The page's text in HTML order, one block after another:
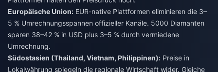
Europäische Union: EUR-native Plattformen eliminieren die 3–
5 % Umrechnungsspannen offizieller Kanäle. 5000 Diamanten
sparen 38–42 % in USD plus 3–5 % durch vermiedene
Umrechnung.
Südostasien (Thailand, Vietnam, Philippinen): Preise in
Lokalwährung spiegeln die regionale Wirtschaft wider. Gleiche